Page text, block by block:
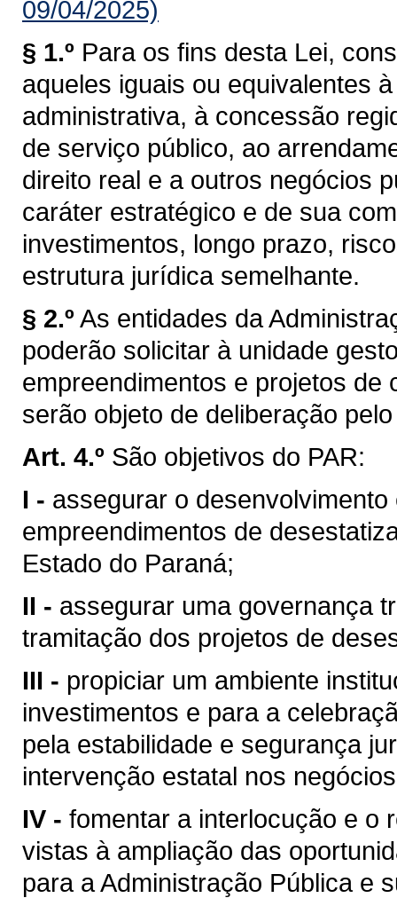
09/04/2025)
§ 1.º Para os fins desta Lei,
aqueles iguais ou equivalentes
administrativa, à concessão
de serviço público, ao
direito real e a outros negócios
caráter estratégico e de sua
investimentos, longo prazo,
estrutura jurídica semelhante.
§ 2.º As entidades da
poderão solicitar à unidade
empreendimentos e projetos de
serão objeto de deliberação
Art. 4.º São objetivos do PAR:
I - assegurar o
empreendimentos de
Estado do Paraná;
II - assegurar uma governança
tramitação dos projetos de
III - propiciar um ambiente
investimentos e para a
pela estabilidade e segurança
intervenção estatal nos
IV - fomentar a interlocução e o
vistas à ampliação das
para a Administração Pública e